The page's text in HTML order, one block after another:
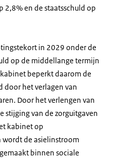
en de staatsschuld op
in 2029 onder de
op de middellange termijn
beperkt daarom de
door het verlagen van
Door het verlengen van
stijging van de zorguitgaven
kabinet op
de asielinstroom
binnen sociale